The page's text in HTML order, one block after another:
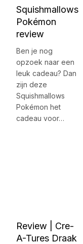
Squishmallows
Pokémon
review
Ben je nog
opzoek naar een
leuk cadeau? Dan
zijn deze
Squishmallows
Pokémon het
cadeau voor…
Review | Cre-
A-Tures Draak